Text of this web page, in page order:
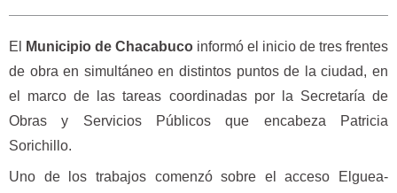
El Municipio de Chacabuco informó el inicio de tres frentes
de obra en simultáneo en distintos puntos de la ciudad, en
el marco de las tareas coordinadas por la Secretaría de
Obras y Servicios Públicos que encabeza Patricia
Sorichillo.
Uno de los trabajos comenzó sobre el acceso Elguea-